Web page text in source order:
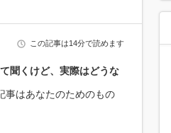
この記事は14分で読めます
聞くけど、実際はどうな
事はあなたのためのもの